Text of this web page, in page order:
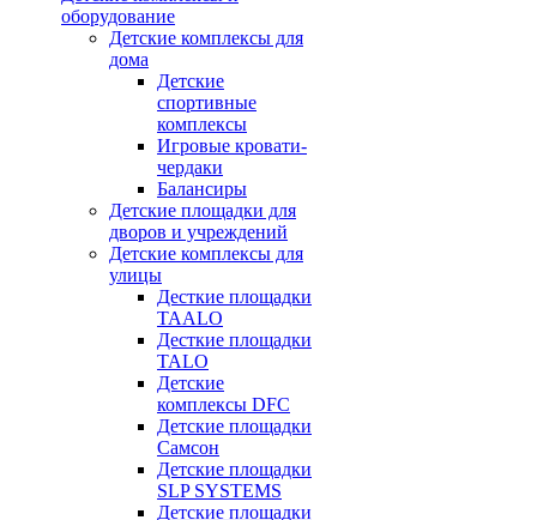
оборудование
Детские комплексы для
дома
Детские
спортивные
комплексы
Игровые кровати-
чердаки
Балансиры
Детские площадки для
дворов и учреждений
Детские комплексы для
улицы
Десткие площадки
TAALO
Десткие площадки
TALO
Детские
комплексы DFC
Детские площадки
Самсон
Детские площадки
SLP SYSTEMS
Детские площадки